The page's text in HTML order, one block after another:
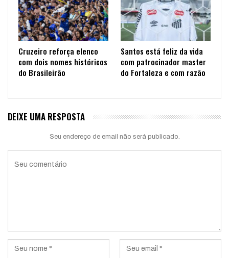
Cruzeiro reforça elenco
com dois nomes históricos
do Brasileirão
Santos está feliz da vida
com patrocinador master
do Fortaleza e com razão
DEIXE UMA RESPOSTA
Seu endereço de email não será publicado.